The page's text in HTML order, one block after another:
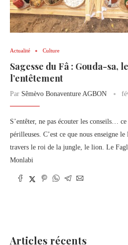
Actualité Culture
Sagesse du Fâ : Gouda-sa,
l’entêtement
Par Sêmèvo Bonaventure AGBON
S’entêter, ne pas écouter les conseils…
périlleuses. C’est ce que nous enseigne le
travers le roi de la jungle, le lion. Le
Monlabi
Articles récents